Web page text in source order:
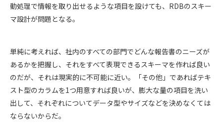
動処理で情報を取り出せるような項目を設けても、RDBのスキー
マ設計が問題となる。
単純に考えれば、社内のすべての部門でどんな報告書のニーズが
あるかを把握し、それをすべて表現できるスキーマを作れば良い
のだが、それは現実的に不可能に近い。「その他」であればテキ
スト型のカラムを1つ用意すれば良いが、膨大な量の項目を洗い
出して、それぞれについてデータ型やサイズなどを決めなくては
ならないからだ。